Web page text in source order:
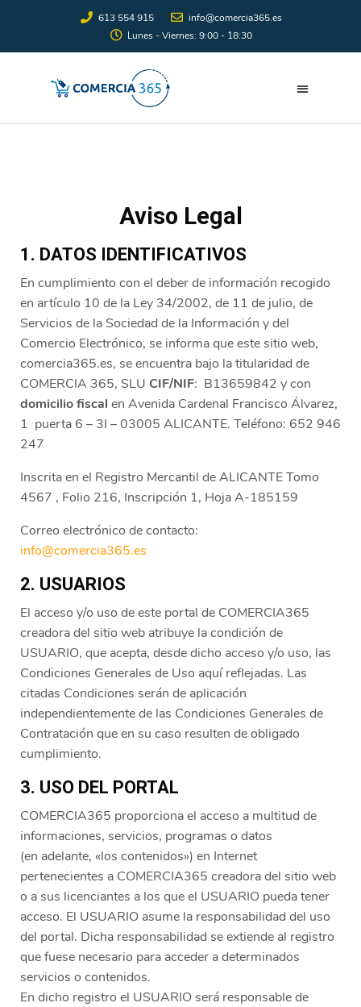
613 554 915
info@comercia365.es
Lunes - Viernes: 9:00 - 18:30
Aviso Legal
1. DATOS IDENTIFICATIVOS
En cumplimiento con el deber de información recogido
en artículo 10 de la Ley 34/2002, de 11 de julio, de
Servicios de la Sociedad de la Información y del
Comercio Electrónico, se informa que este sitio web,
comercia365.es, se encuentra bajo la titularidad de
COMERCIA 365, SLU CIF/NIF: B13659842 y con
domicilio fiscal en Avenida Cardenal Francisco Álvarez,
1 puerta 6 – 3I – 03005 ALICANTE. Teléfono: 652 946
247
Inscrita en el Registro Mercantil de ALICANTE Tomo
4567 , Folio 216, Inscripción 1, Hoja A-185159
Correo electrónico de contacto:
info@comercia365.es
2. USUARIOS
El acceso y/o uso de este portal de COMERCIA365
creadora del sitio web atribuye la condición de
USUARIO, que acepta, desde dicho acceso y/o uso, las
Condiciones Generales de Uso aquí reflejadas. Las
citadas Condiciones serán de aplicación
independientemente de las Condiciones Generales de
Contratación que en su caso resulten de obligado
cumplimiento.
3. USO DEL PORTAL
COMERCIA365 proporciona el acceso a multitud de
informaciones, servicios, programas o datos
(en adelante, «los contenidos») en Internet
pertenecientes a COMERCIA365 creadora del sitio web
o a sus licenciantes a los que el USUARIO pueda tener
acceso. El USUARIO asume la responsabilidad del uso
del portal. Dicha responsabilidad se extiende al registro
que fuese necesario para acceder a determinados
servicios o contenidos.
En dicho registro el USUARIO será responsable de